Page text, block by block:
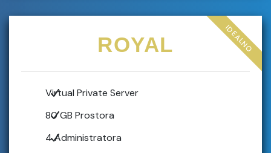
IDEALNO
ROYAL
Virtual Private Server
80 GB Prostora
4 Administratora